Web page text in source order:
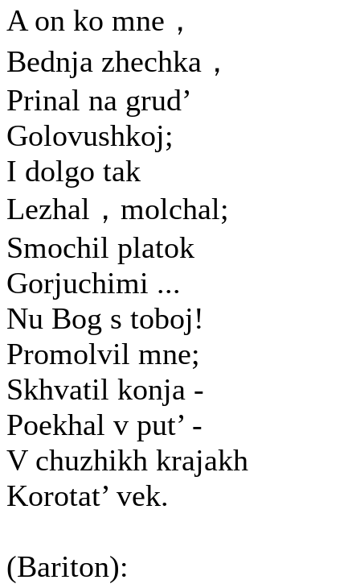
A on ko mne，
Bednja zhechka，
Prinal na grud’
Golovushkoj;
I dolgo tak
Lezhal，molchal;
Smochil platok
Gorjuchimi ...
Nu Bog s toboj!
Promolvil mne;
Skhvatil konja -
Poekhal v put’ -
V chuzhikh krajakh
Korotat’ vek.
(Bariton):